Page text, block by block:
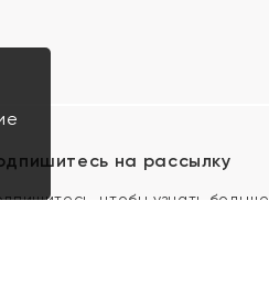
на рассылку
чтобы узнать